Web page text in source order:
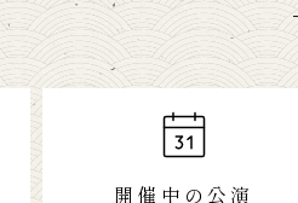
開催中の公演